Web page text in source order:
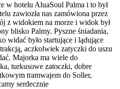
w hotelu AluaSoul Palma i to był
zawiozła nas zamówiona przez
z widokiem na morze i widok był
blisko Palmy. Pyszne śniadania,
widać było startujące i lądujące
aczkolwiek zatyczki do uszu
Majorka ma wiele do
turkusowe zatoczki, dobre
tramwajem do Soller,
serdecznie